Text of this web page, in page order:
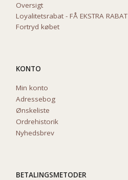
Oversigt
Loyalitetsrabat - FÅ EKSTRA RABAT
Fortryd købet
KONTO
Min konto
Adressebog
Ønskeliste
Ordrehistorik
Nyhedsbrev
BETALINGSMETODER